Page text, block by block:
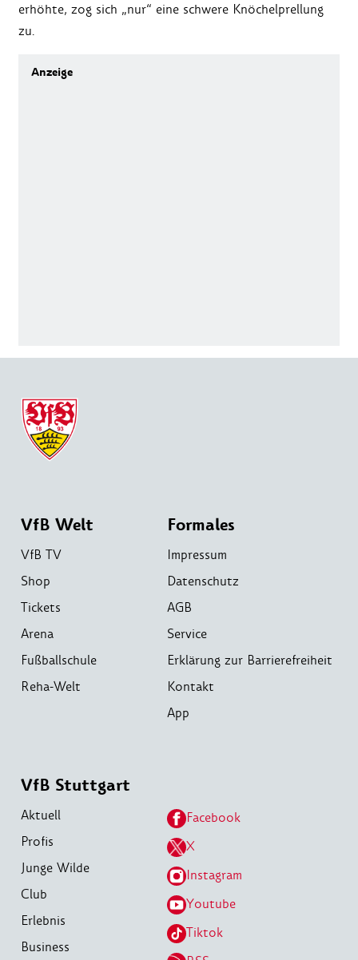
erhöhte, zog sich „nur“ eine schwere Knöchelprellung
zu.
VfB Welt
VfB TV
Shop
Tickets
Arena
Fußballschule
Reha-Welt
Formales
Impressum
Datenschutz
AGB
Service
Erklärung zur Barrierefreiheit
Kontakt
App
VfB Stuttgart
Aktuell
Profis
Junge Wilde
Club
Erlebnis
Business
Facebook
X
Instagram
Youtube
Tiktok